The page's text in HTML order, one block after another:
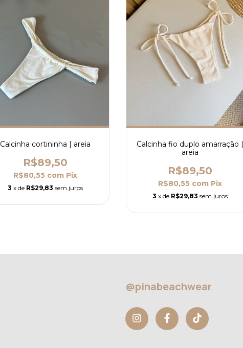
Calcinha cortininha | areia
R$89,50
R$80,55 com Pix
3 x de R$29,83 sem juros
Calcinha fio duplo amarração |
areia
R$89,50
R$80,55 com Pix
3 x de R$29,83 sem juros
@pinabeachwear